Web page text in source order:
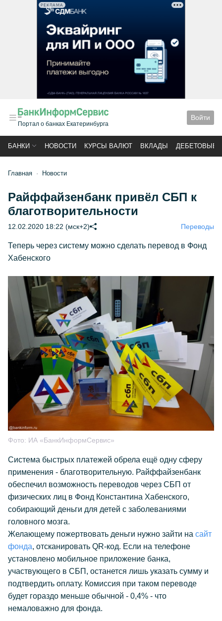
РЕКЛАМА
Портал о банках Екатеринбурга
Войти
БАНКИ НОВОСТИ КУРСЫ ВАЛЮТ ВКЛАДЫ ДЕБЕТОВЫЕ
Главная Новости
Райффайзенбанк привёл СБП к
благотворительности
12.02.2020 18:22 (мск+2) Переводы
Теперь через систему можно сделать перевод в Фонд
Хабенского
Фото: ИА «БанкИнформСервис»
Система быстрых платежей обрела ещё одну сферу
применения - благотворительную. Райффайзенбанк
обеспечил возможность переводов через СБП от
физических лиц в Фонд Константина Хабенского,
собирающий деньги для детей с заболеваниями
головного мозга.
Желающему пожертвовать деньги нужно зайти на сайт
фонда, отсканировать QR-код. Если на телефоне
установлено мобильное приложение банка,
участвующего в СБП, останется лишь указать сумму и
подтвердить оплату. Комиссия при таком переводе
будет гораздо меньше обычной - 0,4% - что
немаловажно для фонда.